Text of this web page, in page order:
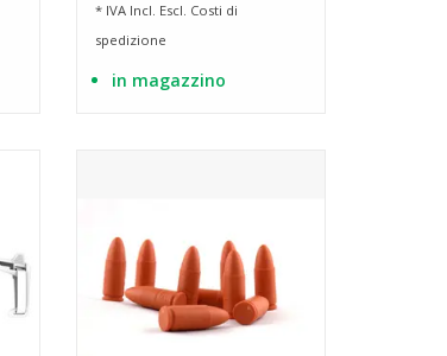
* IVA Incl. Escl. Costi di
spedizione
in magazzino